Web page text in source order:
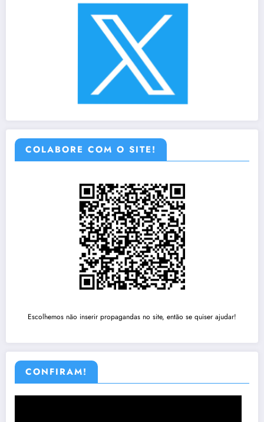
COLABORE COM O SITE!
Escolhemos não inserir propagandas no site, então se quiser ajudar!
CONFIRAM!